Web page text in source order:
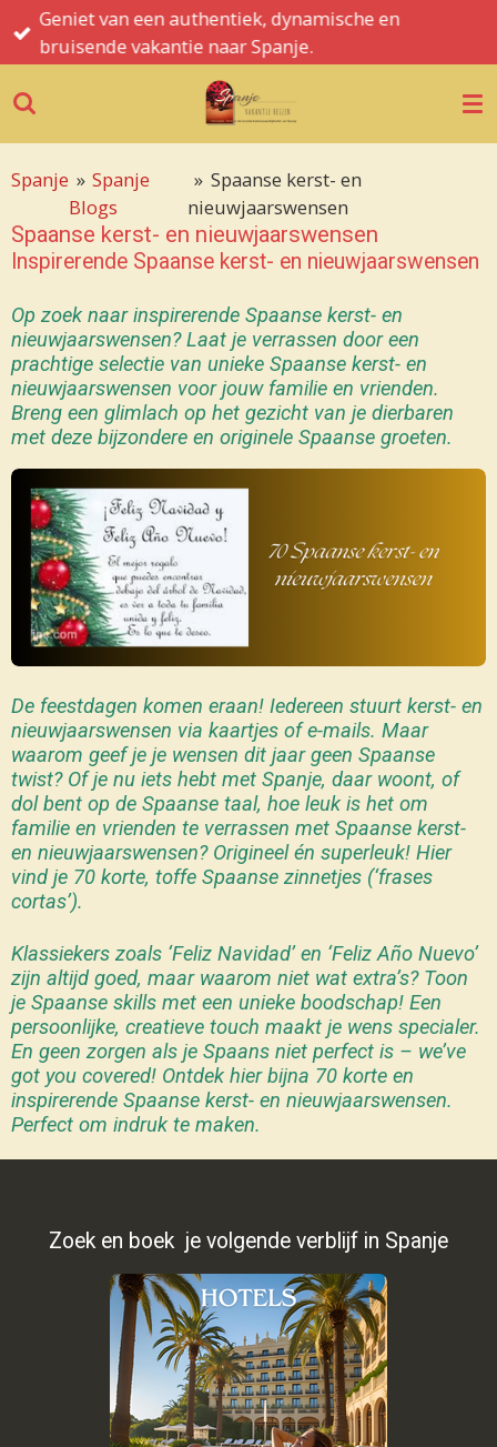
Ga
direct
de
Geniet van een authentiek, dynamische en
bruisende vakantie naar Spanje.
Spanje » Spanje
Blogs
» Spaanse kerst- en
nieuwjaarswensen
Spaanse kerst- en nieuwjaarswensen
Inspirerende Spaanse kerst- en nieuwjaarswensen
Op zoek naar inspirerende Spaanse kerst- en
nieuwjaarswensen? Laat je verrassen door een
prachtige selectie van unieke Spaanse kerst- en
nieuwjaarswensen voor jouw familie en vrienden.
Breng een glimlach op het gezicht van je dierbaren
met deze bijzondere en originele Spaanse groeten.
De feestdagen komen eraan! Iedereen stuurt kerst- en
nieuwjaarswensen via kaartjes of e-mails. Maar
waarom geef je je wensen dit jaar geen Spaanse
twist? Of je nu iets hebt met Spanje, daar woont, of
dol bent op de Spaanse taal, hoe leuk is het om
familie en vrienden te verrassen met Spaanse kerst-
en nieuwjaarswensen? Origineel én superleuk! Hier
vind je 70 korte, toffe Spaanse zinnetjes (‘frases
cortas’).
Klassiekers zoals ‘Feliz Navidad’en ‘Feliz Año Nuevo’
zijn altijd goed, maar waarom niet wat extra’s? Toon
je Spaanse skills met een unieke boodschap! Een
persoonlijke, creatieve touch maakt je wens specialer.
En geen zorgen als je Spaans niet perfect is – we’ve
got you covered! Ontdek hier bijna 70 korte en
inspirerende Spaanse kerst- en nieuwjaarswensen.
Perfect om indruk te maken.
Zoek en boek je volgende verblijf in Spanje